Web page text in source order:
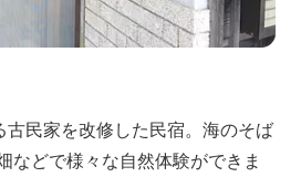
民家を改修した民宿。海のそば
などで様々な自然体験ができま